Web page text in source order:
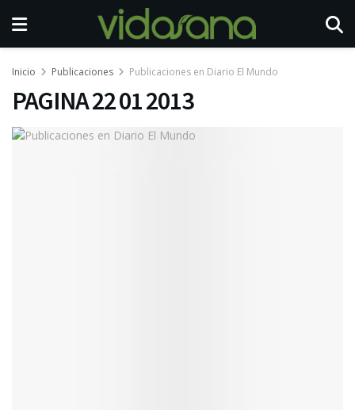
Inicio Publicaciones Publicaciones en Diario El Mundo
PAGINA 22 01 2013